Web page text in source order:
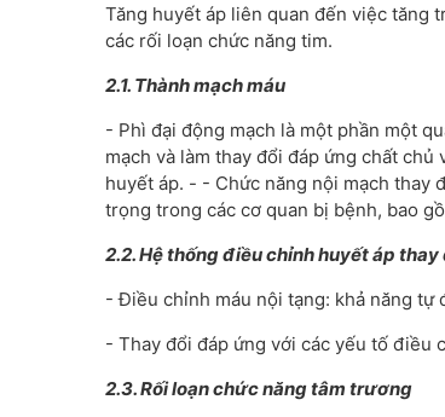
Tăng huyết áp liên quan đến việc tăng
các rối loạn chức năng tim.
2.1. Thành mạch máu
- Phì đại động mạch là một phần một
mạch và làm thay đổi đáp ứng chất
huyết áp. - - Chức năng nội mạch thay
trọng trong các cơ quan bị bệnh, bao
2.2. Hệ thống điều chỉnh huyết áp thay
- Điều chỉnh máu nội tạng: khả năng tự
- Thay đổi đáp ứng với các yếu tố điều
2.3. Rối loạn chức năng tâm trương